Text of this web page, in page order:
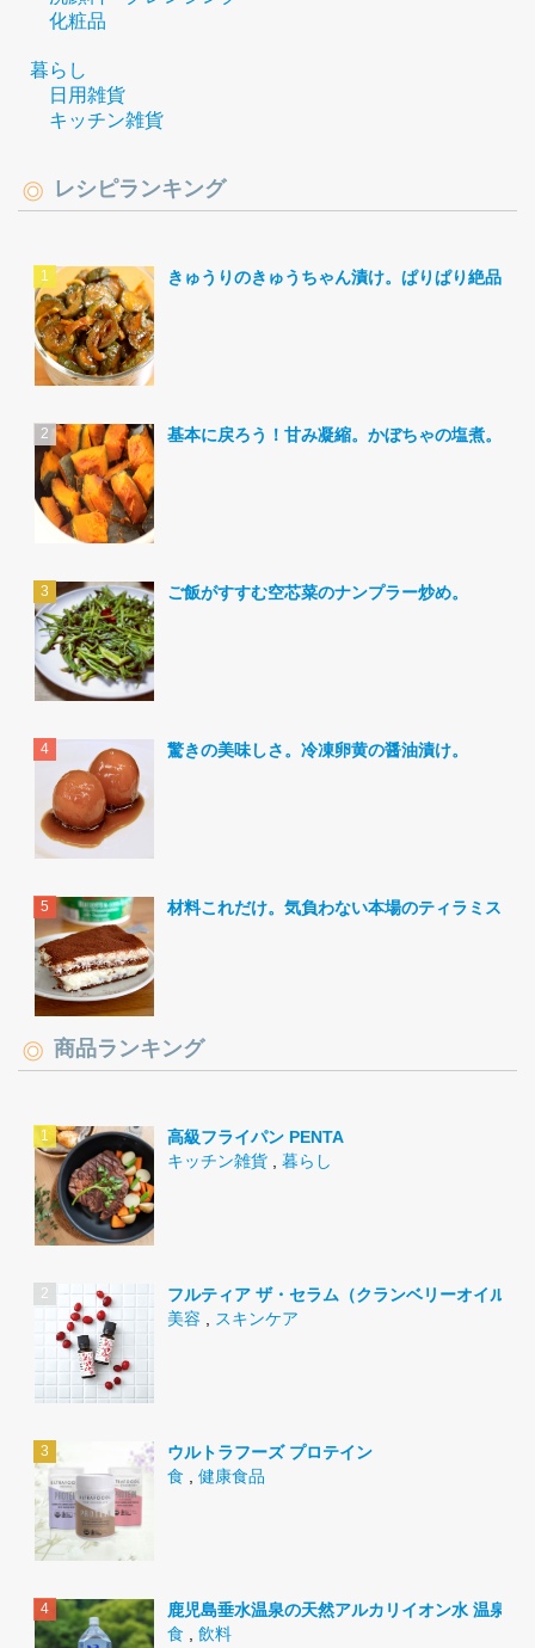
化粧品
暮らし
日用雑貨
キッチン雑貨
レシピランキング
きゅうりのきゅうちゃん漬け。ぱりぱり絶品。
基本に戻ろう！甘み凝縮。かぼちゃの塩煮。
ご飯がすすむ空芯菜のナンプラー炒め。
驚きの美味しさ。冷凍卵黄の醤油漬け。
材料これだけ。気負わない本場のティラミス。
商品ランキング
高級フライパン PENTA
キッチン雑貨
暮らし
フルティア ザ・セラム（クランベリーオイル）
美容
スキンケア
ウルトラフーズ プロテイン
食
健康食品
鹿児島垂水温泉の天然アルカリイオン水 温泉水
食
飲料